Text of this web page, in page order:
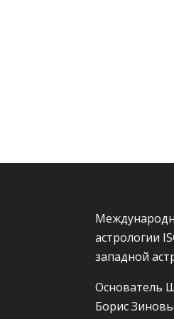
астрологии
западной
Основатель
Борис